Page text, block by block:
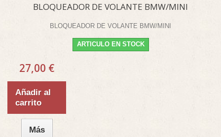
BLOQUEADOR DE VOLANTE BMW/MINI
BLOQUEADOR DE VOLANTE BMW/MINI
ARTICULO EN STOCK
27,00 €
Añadir al
carrito
Más